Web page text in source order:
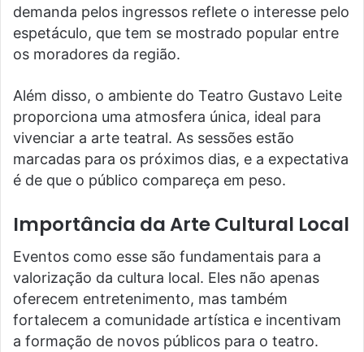
demanda pelos ingressos reflete o interesse pelo
espetáculo, que tem se mostrado popular entre
os moradores da região.
Além disso, o ambiente do Teatro Gustavo Leite
proporciona uma atmosfera única, ideal para
vivenciar a arte teatral. As sessões estão
marcadas para os próximos dias, e a expectativa
é de que o público compareça em peso.
Importância da Arte Cultural Local
Eventos como esse são fundamentais para a
valorização da cultura local. Eles não apenas
oferecem entretenimento, mas também
fortalecem a comunidade artística e incentivam
a formação de novos públicos para o teatro.